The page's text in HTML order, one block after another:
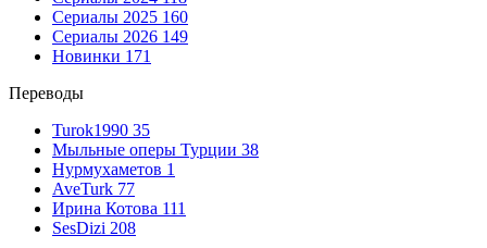
Сериалы 2025 160
Сериалы 2026 149
Новинки 171
Переводы
Turok1990 35
Мыльные оперы Турции 38
Нурмухаметов 1
AveTurk 77
Ирина Котова 111
SesDizi 208